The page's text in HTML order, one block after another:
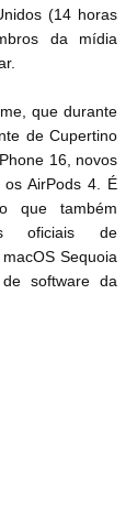
(14 horas
da mídia
que durante
de Cupertino
16, novos
os AirPods 4. É
que também
oficiais de
Sequoia
software da